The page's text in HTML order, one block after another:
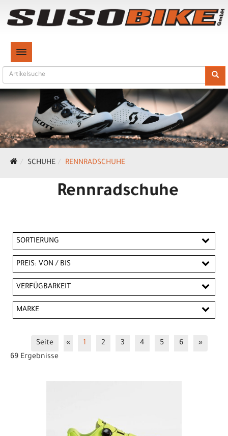
TOGGLE NAVIGATION
SCHUHE RENNRADSCHUHE
Rennradschuhe
SORTIERUNG
PREIS: VON / BIS
CHF
VERFÜGBARKEIT
MARKE
Seite « 1 2 3 4 5 6
»
69 Ergebnisse